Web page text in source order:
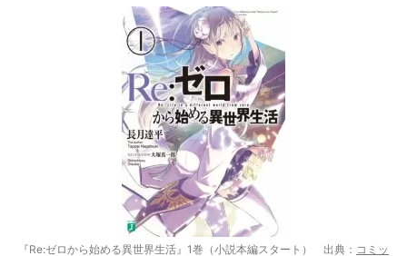
『Re:ゼロから始める異世界生活』1巻（小説本編スタート） 出典： コミッ